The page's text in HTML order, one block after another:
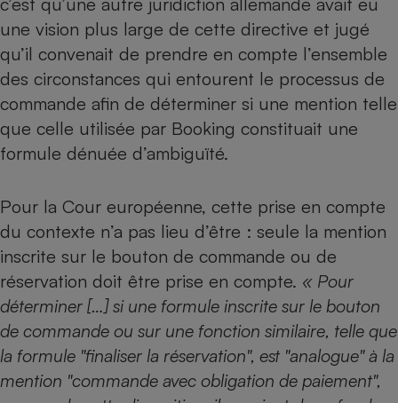
une vision plus large de cette directive et jugé
qu’il convenait de prendre en compte l’ensemble
des circonstances qui entourent le processus de
commande afin de déterminer si une mention telle
que celle utilisée par Booking constituait une
formule dénuée d’ambiguïté.
Pour la Cour européenne, cette prise en compte
du contexte n’a pas lieu d’être : seule la mention
inscrite sur le bouton de commande ou de
réservation doit être prise en compte. « Pour
déterminer […] si une formule inscrite sur le bouton
de commande ou sur une fonction similaire, telle que
la formule "finaliser la réservation", est "analogue" à la
mention "commande avec obligation de paiement",